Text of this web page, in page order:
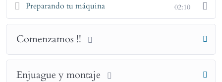
Preparando tu máquina 02:10
Comenzamos !!
Enjuague y montaje